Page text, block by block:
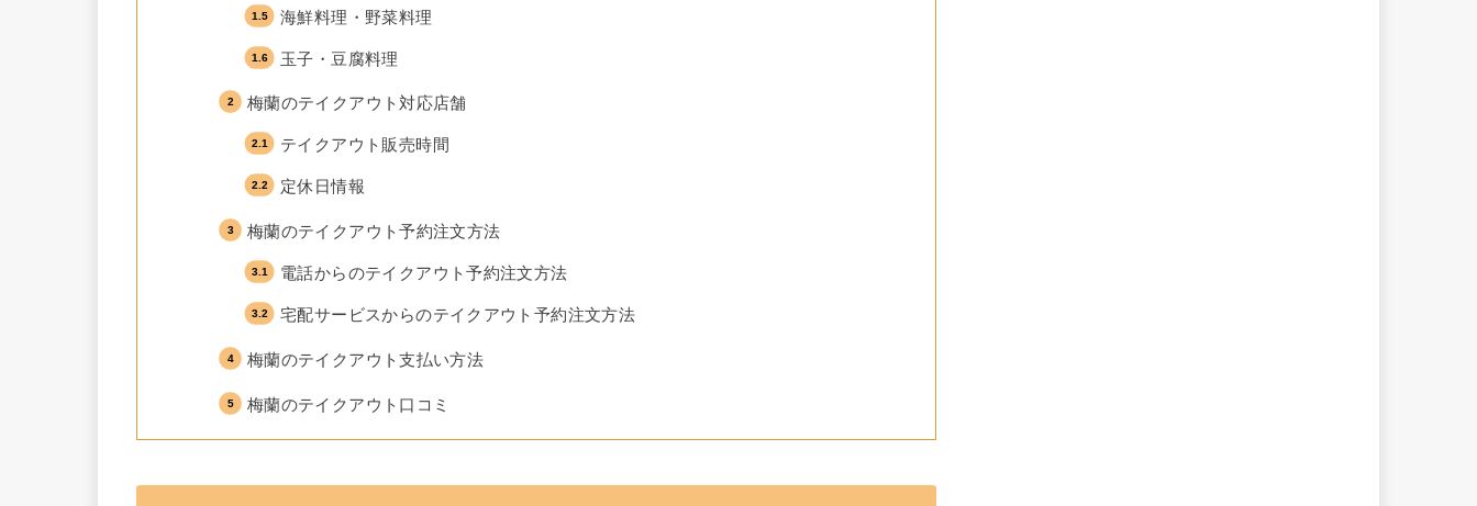
海鮮料理・野菜料理
玉子・豆腐料理
梅蘭のテイクアウト対応店舗
テイクアウト販売時間
定休日情報
梅蘭のテイクアウト予約注文方法
電話からのテイクアウト予約注文方法
宅配サービスからのテイクアウト予約注文方法
梅蘭のテイクアウト支払い方法
梅蘭のテイクアウト口コミ